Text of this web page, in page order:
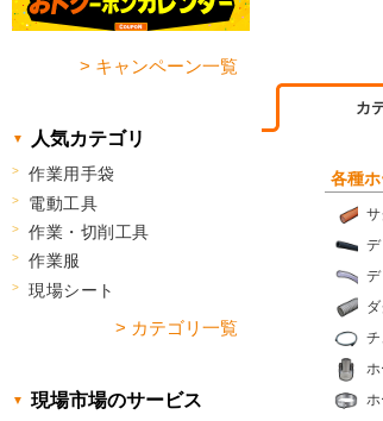
カ
各種
サ
ホ
> キャンペーン一覧
人気カテゴリ
作業用手袋
電動工具
作業・切削工具
作業服
現場シート
> カテゴリ一覧
現場市場のサービス